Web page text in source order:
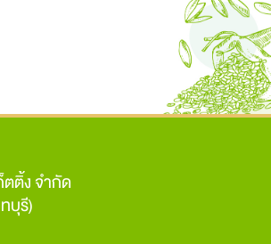
ตติ้ง จำกัด
บุรี)